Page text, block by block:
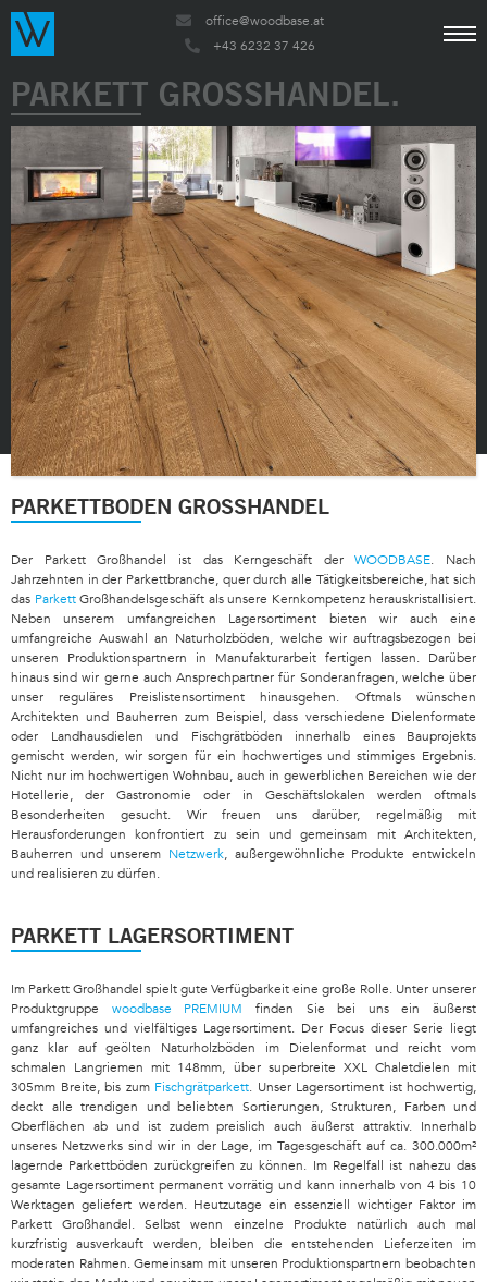
office@woodbase.at
+43 6232 37 426
PARKETT GROSSHANDEL
PARKETTBODEN GROSSHANDEL
Der Parkett Großhandel ist das Kerngeschäft derWOODBASE. Nach
Jahrzehnten in der Parkettbranche, quer durch alle Tätigkeitsbereiche, hat sich
das ParkettGroßhandelsgeschäft als unsere Kernkompetenz herauskristallisiert.
Neben unserem umfangreichen Lagersortiment bieten wir auch eine
umfangreiche Auswahl an Naturholzböden, welche wir auftragsbezogen bei
unseren Produktionspartnern in Manufakturarbeit fertigen lassen. Darüber
hinaus sind wir gerne auch Ansprechpartner für Sonderanfragen, welche über
unser reguläres Preislistensortiment hinausgehen. Oftmals wünschen
Architekten und Bauherren zum Beispiel, dass verschiedene Dielenformate
oder Landhausdielen und Fischgrätböden innerhalb eines Bauprojekts
gemischt werden, wir sorgen für ein hochwertiges und stimmiges Ergebnis.
Nicht nur im hochwertigen Wohnbau, auch in gewerblichen Bereichen wie der
Hotellerie, der Gastronomie oder in Geschäftslokalen werden oftmals
Besonderheiten gesucht. Wir freuen uns darüber, regelmäßig mit
Herausforderungen konfrontiert zu sein und gemeinsam mit Architekten,
Bauherren und unserem Netzwerk, außergewöhnliche Produkte entwickeln
und realisieren zu dürfen.
PARKETT LAGERSORTIMENT
Im Parkett Großhandel spielt gute Verfügbarkeit eine große Rolle. Unter unserer
Produktgruppe woodbase PREMIUM finden Sie bei uns ein äußerst
umfangreiches und vielfältiges Lagersortiment. Der Focus dieser Serie liegt
ganz klar auf geölten Naturholzböden im Dielenformat und reicht vom
schmalen Langriemen mit 148mm, über superbreite XXL Chaletdielen mit
305mm Breite, bis zum Fischgrätparkett. Unser Lagersortiment ist hochwertig,
deckt alle trendigen und beliebten Sortierungen, Strukturen, Farben und
Oberflächen ab und ist zudem preislich auch äußerst attraktiv. Innerhalb
unseres Netzwerks sind wir in der Lage, im Tagesgeschäft auf ca. 300.000m²
lagernde Parkettböden zurückgreifen zu können. Im Regelfall ist nahezu das
gesamte Lagersortiment permanent vorrätig und kann innerhalb von 4 bis 10
Werktagen geliefert werden. Heutzutage ein essenziell wichtiger Faktor im
Parkett Großhandel. Selbst wenn einzelne Produkte natürlich auch mal
kurzfristig ausverkauft werden, bleiben die entstehenden Lieferzeiten im
moderaten Rahmen. Gemeinsam mit unseren Produktionspartnern beobachten